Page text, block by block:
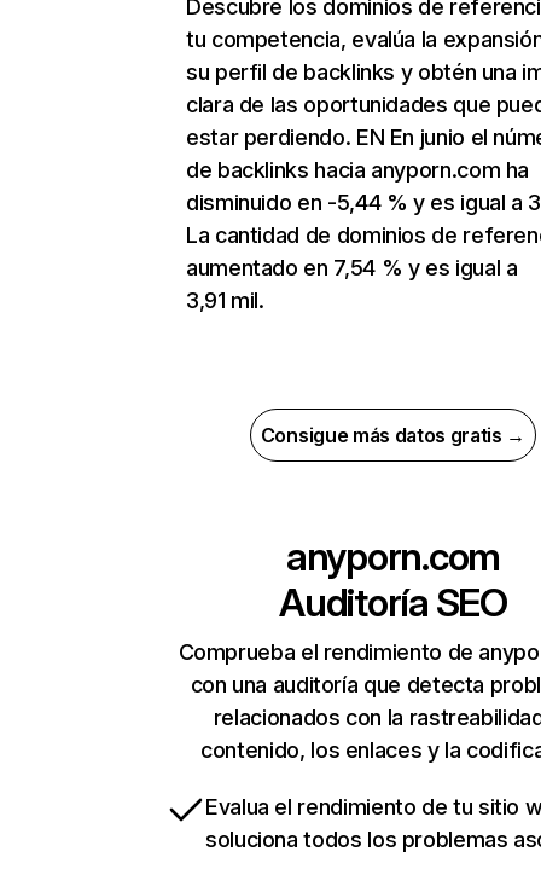
Descubre los dominios de
tu competencia, evalúa la
su perfil de backlinks y obtén una
clara de las oportunidades que
estar perdiendo. EN En junio el
de backlinks hacia anyporn.com ha
disminuido en -5,44 % y es igual a
La cantidad de dominios de
aumentado en 7,54 % y es igual a
3,91 mil.
Consigue más datos gratis →
anyporn.com
Auditoría SEO
Comprueba el rendimiento de
con una auditoría que detecta
relacionados con la
contenido, los enlaces y la
Evalua el rendimiento de tu sitio
soluciona todos los problemas